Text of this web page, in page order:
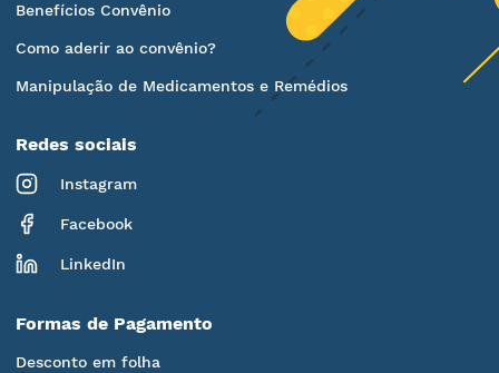
Benefícios Convênio
Como aderir ao convênio?
Manipulação de Medicamentos e Remédios
Redes sociais
Instagram
Facebook
LinkedIn
Formas de Pagamento
Desconto em folha